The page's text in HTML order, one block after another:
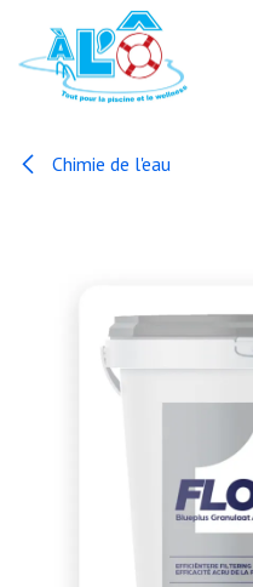
Se rendre au contenu
Chimie de l'eau